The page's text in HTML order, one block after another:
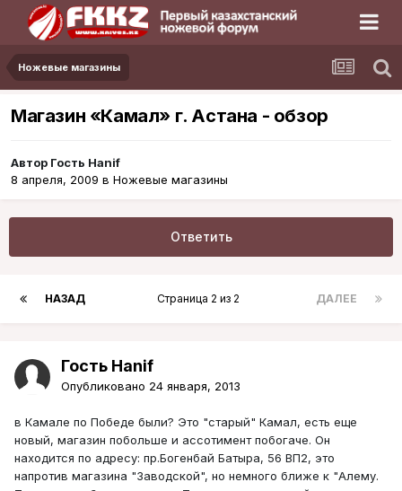
Ножевые магазины
Магазин «Камал» г. Астана - обзор
Автор Гость Hanif
8 апреля, 2009 в Ножевые магазины
Ответить
НАЗАД ДАЛЕЕ
Страница 2 из 2
Гость Hanif
Опубликовано 24 января, 2013
в Камале по Победе были? Это "старый" Камал, есть еще
новый, магазин побольше и ассотимент побогаче. Он
находится по адресу: пр.Богенбай Батыра, 56 ВП2, это
напротив магазина "Заводской", но немного ближе к "Алему.